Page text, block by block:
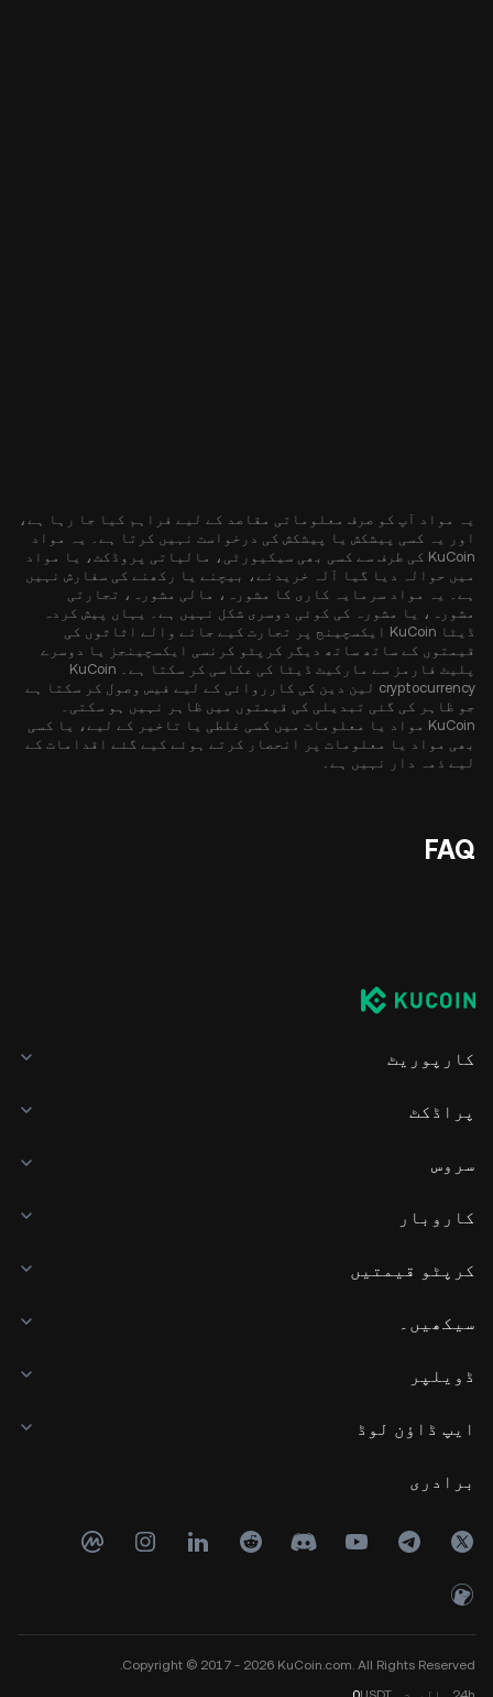
یہ مواد آپ کو صرف معلوماتی مقاصد کے لیے فراہم کیا جا رہا ہے،
اور یہ کسی پیشکش یا پیشکش کی درخواست نہیں کرتا ہے۔ یہ مواد
KuCoin کی طرف سے کسی بھی سیکیورٹی، مالیاتی پروڈکٹ، یا مواد
میں حوالہ دیا گیا آلہ خریدنے، بیچنے یا رکھنے کی سفارش نہیں
ہے۔ یہ مواد سرمایہ کاری کا مشورہ، مالی مشورہ، تجارتی
مشورہ، یا مشورہ کی کوئی دوسری شکل نہیں ہے۔ یہاں پیش کردہ
ڈیٹا KuCoin ایکسچینج پر تجارت کیے جانے والے اثاثوں کی
قیمتوں کے ساتھ ساتھ دیگر کرپٹو کرنسی ایکسچینجز یا دوسرے
پلیٹ فارمز سے مارکیٹ ڈیٹا کی عکاسی کر سکتا ہے۔ KuCoin
cryptocurrency لین دین کی کارروائی کے لیے فیس وصول کر سکتا ہے
جو ظاہر کی گئی تبدیلی کی قیمتوں میں ظاہر نہیں ہو سکتی۔
KuCoin مواد یا معلومات میں کسی غلطی یا تاخیر کے لیے، یا کسی
بھی مواد یا معلومات پر انحصار کرتے ہوئے کیے گئے اقدامات کے
لیے ذمہ دار نہیں ہے۔
FAQ
کارپوریٹ
پراڈکٹ
سروس
کاروبار
کرپٹو قیمتیں
سیکھیں۔
ڈویلپر
ایپ ڈاؤن لوڈ
برادری
Copyright © 2017 - 2026 KuCoin.com. All Rights Reserved.